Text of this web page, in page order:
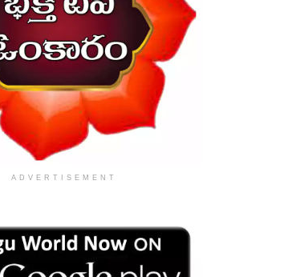
ADVERTISEMENT